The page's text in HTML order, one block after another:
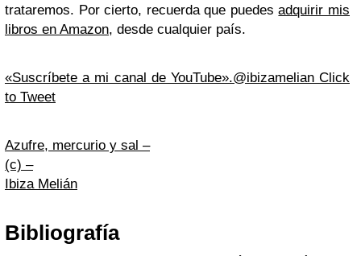
trataremos. Por cierto, recuerda que puedesadquirir mis
libros en Amazon, desde cualquier país.
«Suscríbete a mi canal de YouTube».@ibizamelian Click
to Tweet
Azufre, mercurio y sal –
(c) –
Ibiza Melián
Bibliografía